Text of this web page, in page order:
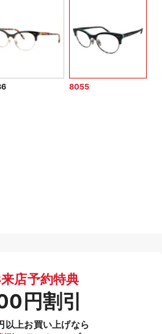
8055
店予約特典
円割引
上お買い上げなら